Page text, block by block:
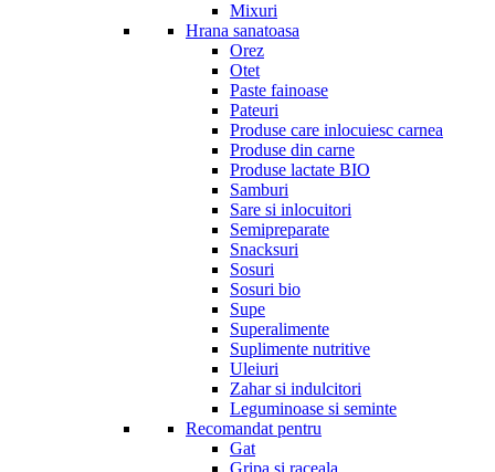
Mixuri
Hrana sanatoasa
Orez
Otet
Paste fainoase
Pateuri
Produse care inlocuiesc carnea
Produse din carne
Produse lactate BIO
Samburi
Sare si inlocuitori
Semipreparate
Snacksuri
Sosuri
Sosuri bio
Supe
Superalimente
Suplimente nutritive
Uleiuri
Zahar si indulcitori
Leguminoase si seminte
Recomandat pentru
Gat
Gripa si raceala